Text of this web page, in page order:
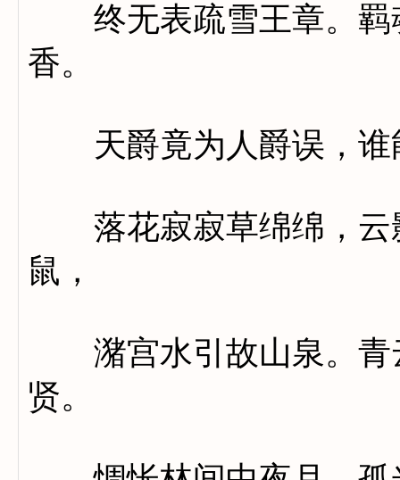
终无表疏雪王章。羁
香。
天爵竟为人爵误，谁
落花寂寂草绵绵，云
鼠，
潴宫水引故山泉。青
贤。